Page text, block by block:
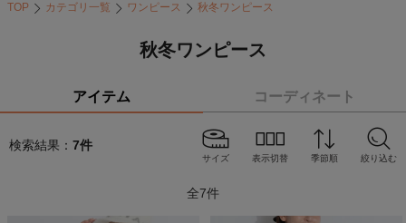
TOP カテゴリ一覧 ワンピース 秋冬ワンピース
秋冬ワンピース
アイテム コーディネート
検索結果： 7件
サイズ 表示切替 季節順 絞り込む
全7件